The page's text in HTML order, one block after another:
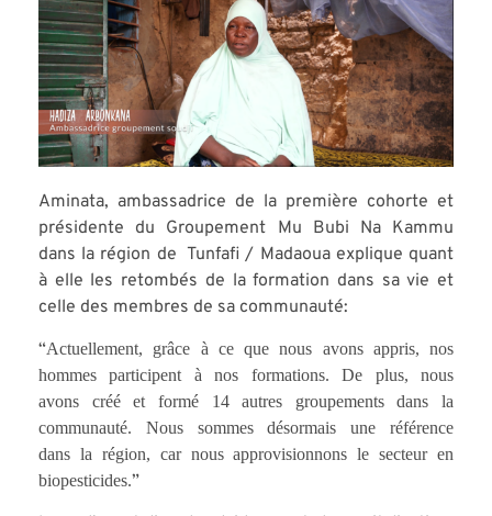
Aminata, ambassadrice de la première cohorte et
présidente du Groupement Mu Bubi Na Kammu
dans la région de Tunfafi / Madaoua explique quant
à elle les retombés de la formation dans sa vie et
celle des membres de sa communauté:
“Actuellement, grâce à ce que nous avons appris, nos
hommes participent à nos formations. De plus, nous
avons créé et formé 14 autres groupements dans la
communauté. Nous sommes désormais une référence
dans la région, car nous approvisionnons le secteur en
biopesticides. ”